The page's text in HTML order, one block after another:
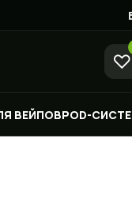
♡
ВЕЙПОВPOD-